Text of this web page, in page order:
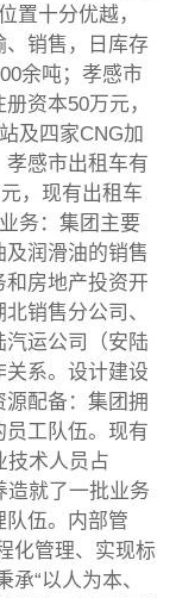
置十分优越，
、销售，日库存
余吨；孝感市
资本50万元，
及四家CNG加
感市出租车有
，现有出租车
务：集团主要
润滑油的销售
房地产投资开
销售分公司、
汽运公司（安陆
系。设计建设
配备：集团拥
工队伍。现有
技术人员占
造就了一批业务
伍。内部管
化管理、实现标
“以人为本、